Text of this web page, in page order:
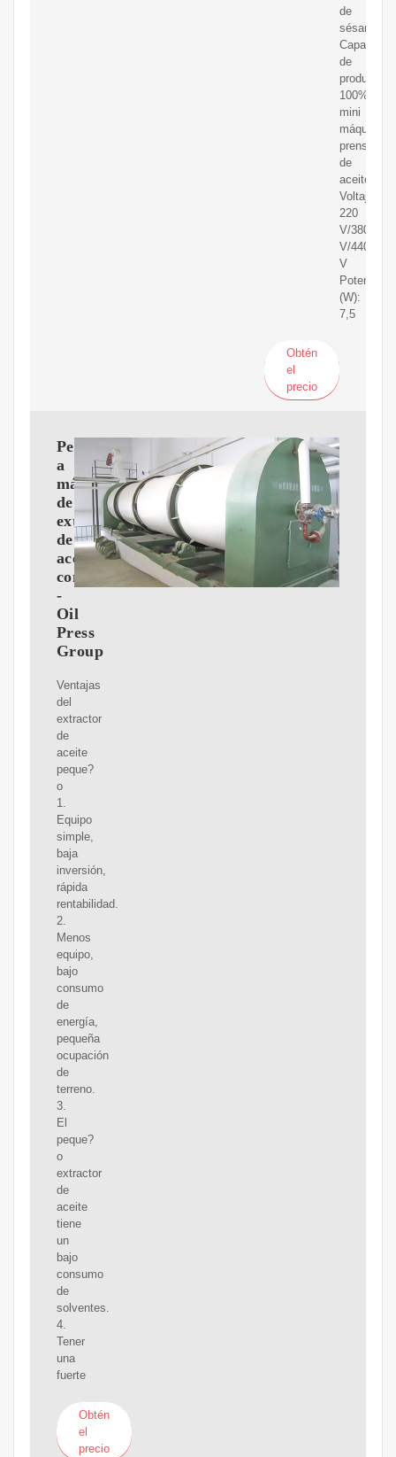
de
sésamo
Capacidad
de
100%
mini
máquina
prensadora
de
aceite
Voltaje:
220
V/380
V/440
V
Potencia
(W):
7,5
Obtén
el
precio
Peque?
a
máquina
de
extracción
de
aceite
comestible
-
Oil
Press
Group
Ventajas
del
extractor
de
aceite
peque?
o
1.
Equipo
simple,
baja
inversión,
rápida
rentabilidad.
2.
Menos
equipo,
bajo
consumo
de
energía,
pequeña
ocupación
de
terreno.
3.
El
peque?
o
extractor
de
aceite
tiene
un
bajo
consumo
de
solventes.
4.
Tener
una
fuerte
Obtén
el
precio